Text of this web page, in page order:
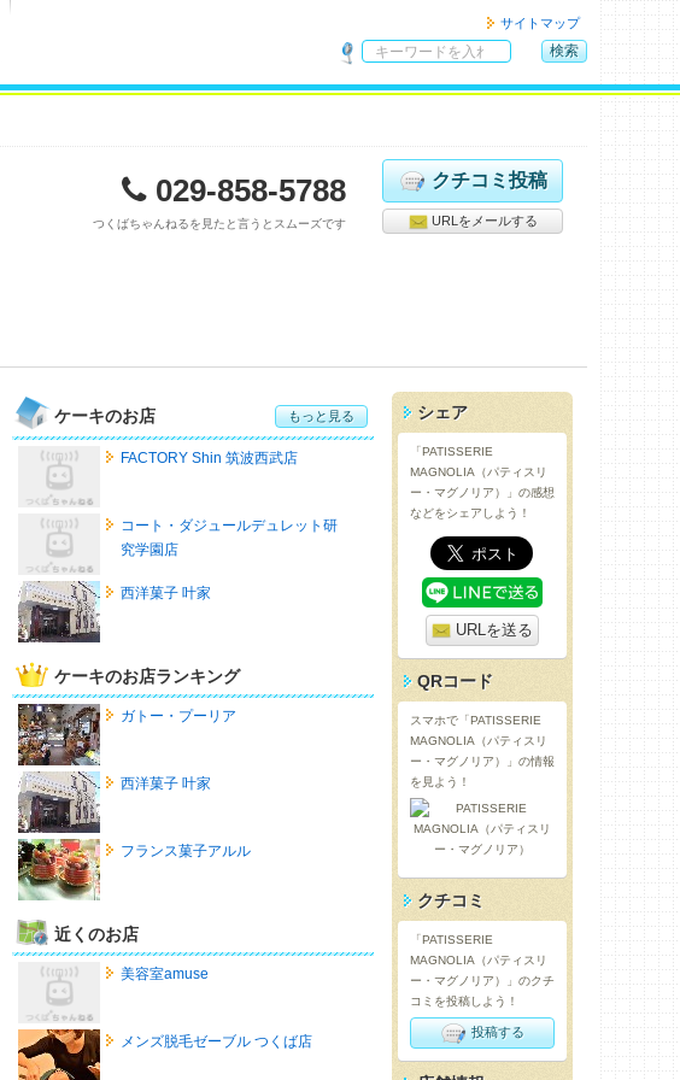
サイトマップ
内
索
検索
029-858-5788
つくばちゃんねるを見たと言うとスムーズです
クチコミ投稿
URLをメールする
ケーキのお店 もっと見る
FACTORY Shin 筑波西武店
コート・ダジュールデュレット研
究学園店
西洋菓子 叶家
ケーキのお店ランキング
ガトー・プーリア
西洋菓子 叶家
フランス菓子アルル
近くのお店
美容室amuse
メンズ脱毛ゼーブル つくば店
シェア
「PATISSERIE
MAGNOLIA（パティスリ
ー・マグノリア）」の感想
などをシェアしよう！
URLを送る
QRコード
スマホで「PATISSERIE
MAGNOLIA（パティスリ
ー・マグノリア）」の情報
を見よう！
クチコミ
「PATISSERIE
MAGNOLIA（パティスリ
ー・マグノリア）」のクチ
コミを投稿しよう！
投稿する